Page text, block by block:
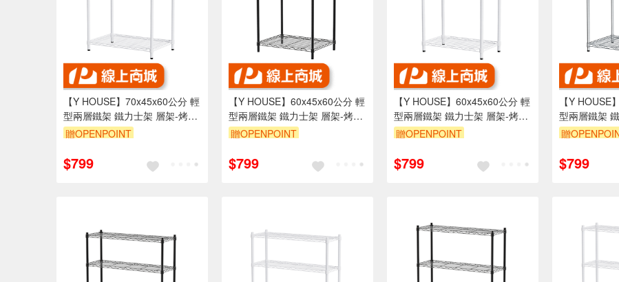
【Y HOUSE】70x45x60公分 輕
型兩層鐵架 鐵力士架 層架-烤漆
白
贈OPENPOINT
$799
【Y HOUSE】60x45x60公分 輕
型兩層鐵架 鐵力士架 層架-烤漆
黑
贈OPENPOINT
$799
【Y HOUSE】60x45x60公分 輕
型兩層鐵架 鐵力士架 層架-烤漆
白
贈OPENPOINT
$799
【Y HOUSE
型兩層鐵架
贈
$799